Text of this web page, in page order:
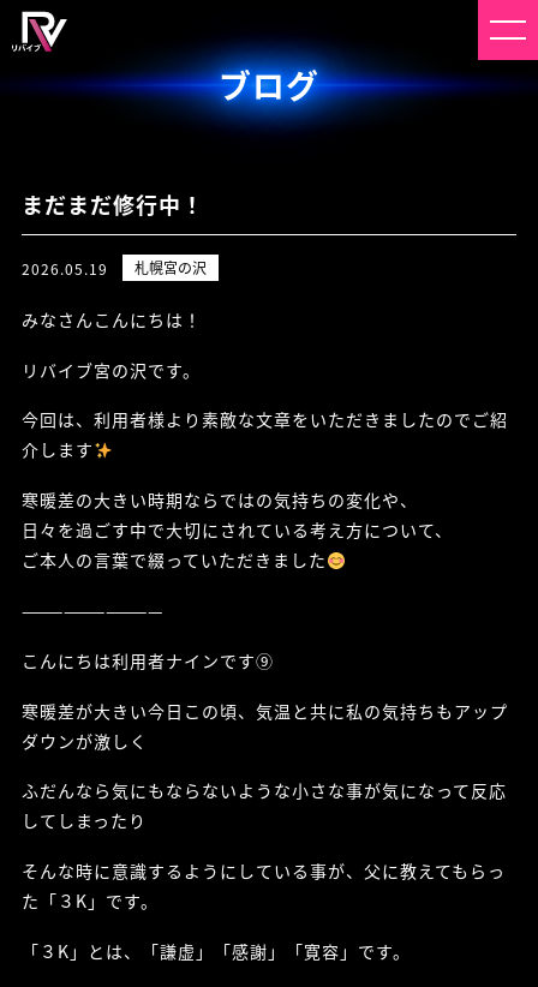
ブログ
まだまだ修行中！
2026.05.19 札幌宮の沢
みなさんこんにちは！
リバイブ宮の沢です。
今回は、利用者様より素敵な文章をいただきましたのでご紹
介します
寒暖差の大きい時期ならではの気持ちの変化や、
日々を過ごす中で大切にされている考え方について、
ご本人の言葉で綴っていただきました
——————————
こんにちは利用者ナインです⑨
寒暖差が大きい今日この頃、気温と共に私の気持ちもアップ
ダウンが激しく
ふだんなら気にもならないような小さな事が気になって反応
してしまったり
そんな時に意識するようにしている事が、父に教えてもらっ
た「３K」です。
「３K」とは、「謙虚」「感謝」「寛容」です。